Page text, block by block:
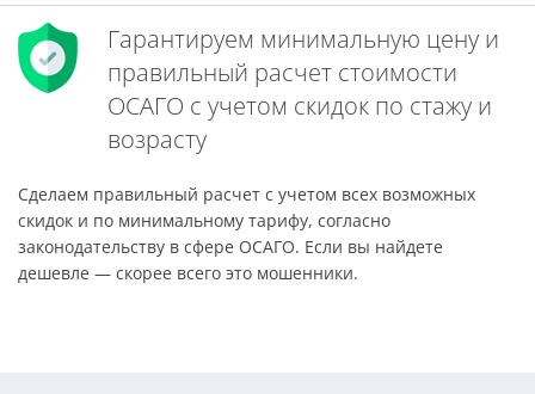
Гарантируем минимальную цену и
правильный расчет стоимости
ОСАГО с учетом скидок по стажу и
возрасту
Сделаем правильный расчет с учетом всех возможных
скидок и по минимальному тарифу, согласно
законодательству в сфере ОСАГО. Если вы найдете
дешевле — скорее всего это мошенники.